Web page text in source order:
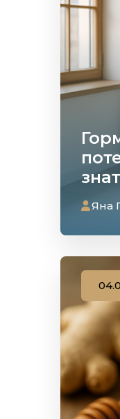
Яна